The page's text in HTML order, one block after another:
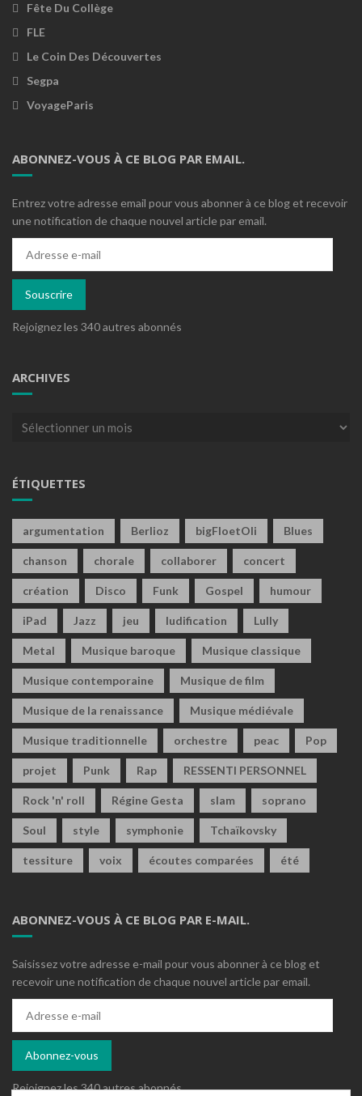
Fête Du Collège
FLE
Le Coin Des Découvertes
Segpa
VoyageParis
ABONNEZ-VOUS À CE BLOG PAR EMAIL.
Entrez votre adresse email pour vous abonner à ce blog et recevoir
une notification de chaque nouvel article par email.
mail
Souscrire
Rejoignez les 340 autres abonnés
ARCHIVES
Archives
ÉTIQUETTES
argumentation Berlioz bigFloetOli Blues
chanson chorale collaborer concert
création Disco Funk Gospel humour
iPad Jazz jeu ludification Lully
Metal Musique baroque Musique classique
Musique contemporaine Musique de film
Musique de la renaissance Musique médiévale
Musique traditionnelle orchestre peac Pop
projet Punk Rap RESSENTI PERSONNEL
Rock 'n' roll Régine Gesta slam soprano
Soul style symphonie Tchaïkovsky
tessiture voix écoutes comparées été
ABONNEZ-VOUS À CE BLOG PAR E-MAIL.
Saisissez votre adresse e-mail pour vous abonner à ce blog et
recevoir une notification de chaque nouvel article par email.
mail
Abonnez-vous
Rejoignez les 340 autres abonnés